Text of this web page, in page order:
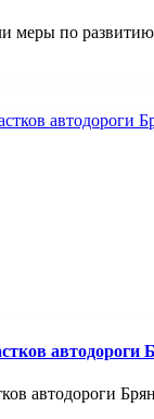
меры по
автодороги